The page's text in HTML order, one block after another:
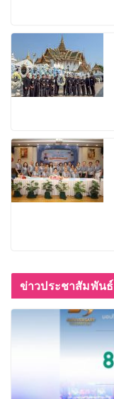
ข่าวประชาสัมพันธ์